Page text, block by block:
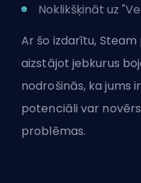
Noklikšķināt uz
Ar šo izdarītu,
aizstājot jebkurus
nodrošinās, ka jums
potenciāli var
problēmas.